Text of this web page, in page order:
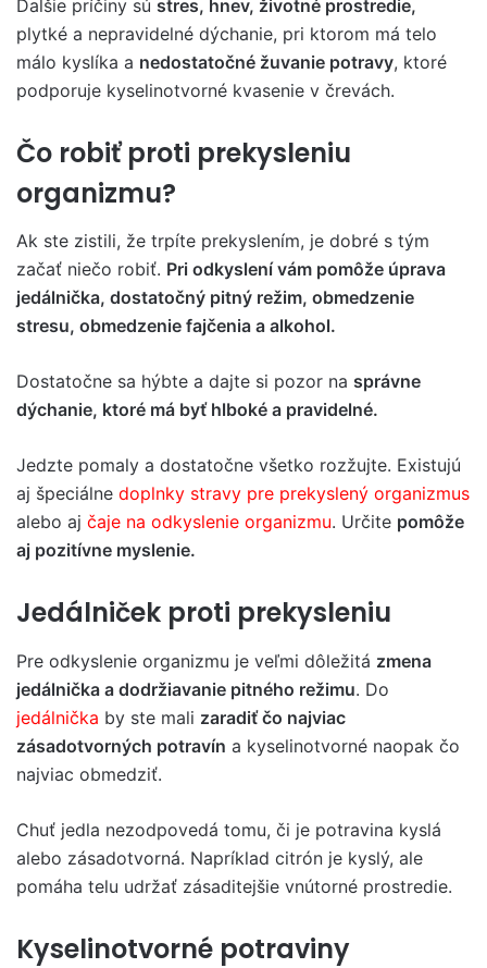
Ďalšie príčiny sú stres, hnev, životné prostredie,
plytké a nepravidelné dýchanie, pri ktorom má telo
málo kyslíka a nedostatočné žuvanie potravy, ktoré
podporuje kyselinotvorné kvasenie v črevách.
Čo robiť proti prekysleniu
organizmu?
Ak ste zistili, že trpíte prekyslením, je dobré s tým
začať niečo robiť. Pri odkyslení vám pomôže úprava
jedálnička, dostatočný pitný režim, obmedzenie
stresu, obmedzenie fajčenia a alkohol.
Dostatočne sa hýbte a dajte si pozor na správne
dýchanie, ktoré má byť hlboké a pravidelné.
Jedzte pomaly a dostatočne všetko rozžujte. Existujú
aj špeciálne doplnky stravy pre prekyslený organizmus
alebo aj čaje na odkyslenie organizmu. Určite pomôže
aj pozitívne myslenie.
Jedálniček proti prekysleniu
Pre odkyslenie organizmu je veľmi dôležitá zmena
jedálnička a dodržiavanie pitného režimu. Do
jedálnička by ste mali zaradiť čo najviac
zásadotvorných potravín a kyselinotvorné naopak čo
najviac obmedziť.
Chuť jedla nezodpovedá tomu, či je potravina kyslá
alebo zásadotvorná. Napríklad citrón je kyslý, ale
pomáha telu udržať zásaditejšie vnútorné prostredie.
Kyselinotvorné potraviny